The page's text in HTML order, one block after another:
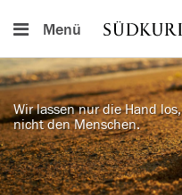
Menü
Wir lassen nur die Hand los,
nicht den Menschen.